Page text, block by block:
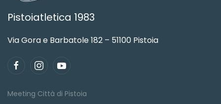
Pistoiatletica 1983
Via Gora e Barbatole 182 – 51100 Pistoia
Meeting Città di Pistoia